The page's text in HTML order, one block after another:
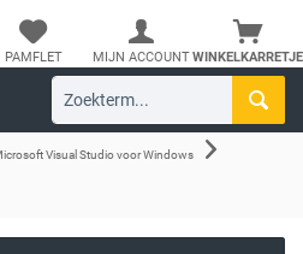
WINKELKARRETJE
PAMFLET MIJN ACCOUNT
Visual Studio voor Windows